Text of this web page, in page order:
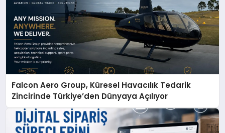
Falcon Aero Group, Küresel Havacılık Tedarik
Zincirinde Türkiye’den Dünyaya Açılıyor